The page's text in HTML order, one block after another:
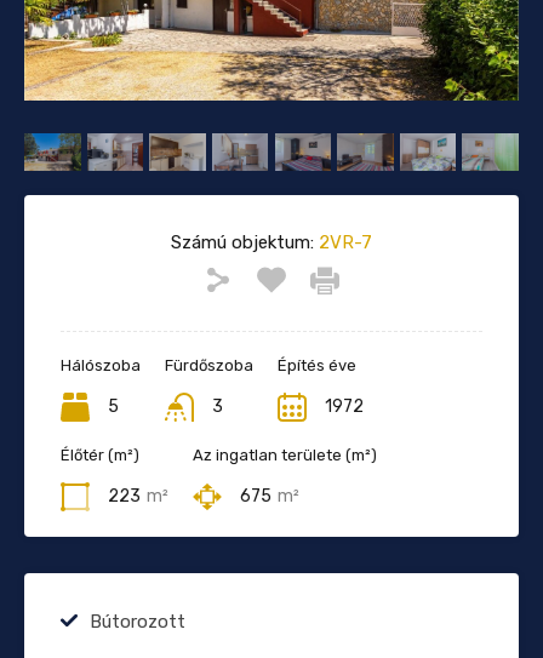
Számú objektum: 2VR-7
Hálószoba
5
Fürdőszoba
3
Építés éve
1972
Élőtér (m²)
223 m²
Az ingatlan területe (m²)
675 m²
Bútorozott